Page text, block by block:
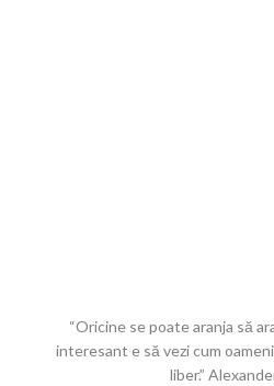
“Oricine se poate aranja să
interesant e să vezi cum
liber.”